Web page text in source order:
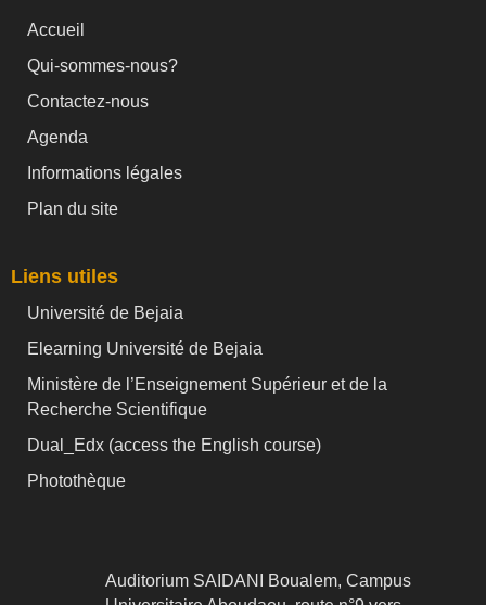
Accueil
Qui-sommes-nous?
Contactez-nous
Agenda
Informations légales
Plan du site
Liens utiles
Université de Bejaia
Elearning Université de Bejaia
Ministère de l’Enseignement Supérieur et de la
Recherche Scientifique
Dual_Edx (access the English course)
Photothèque
Auditorium SAIDANI Boualem, Campus